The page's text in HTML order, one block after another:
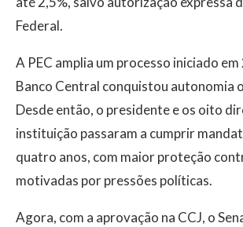
Federal.
A PEC amplia um processo iniciado
Banco Central conquistou autonomia
Desde então, o presidente e os oito
instituição passaram a cumprir
quatro anos, com maior proteção
motivadas por pressões políticas.
Agora, com a aprovação na CCJ, o